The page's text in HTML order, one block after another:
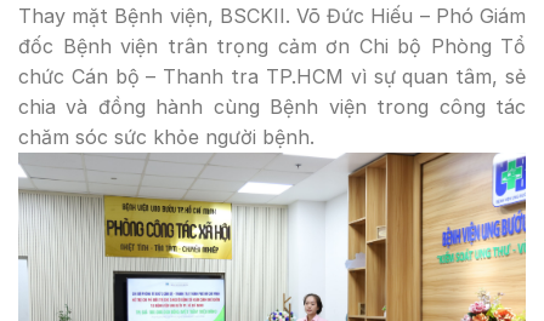
Thay mặt Bệnh viện, BSCKII. Võ Đức Hiếu – Phó Giám
đốc Bệnh viện trân trọng cảm ơn Chi bộ Phòng Tổ
chức Cán bộ – Thanh tra TP.HCM vì sự quan tâm, sẻ
chia và đồng hành cùng Bệnh viện trong công tác
chăm sóc sức khỏe người bệnh.